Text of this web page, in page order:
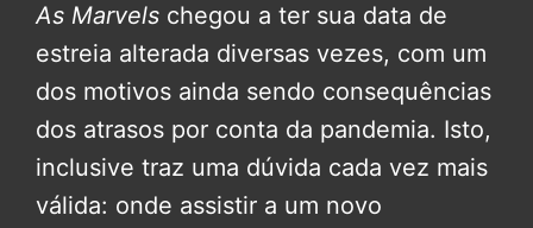
As Marvels chegou a ter sua data de
estreia alterada diversas vezes, com um
dos motivos ainda sendo consequências
dos atrasos por conta da pandemia. Isto,
inclusive traz uma dúvida cada vez mais
válida: onde assistir a um novo